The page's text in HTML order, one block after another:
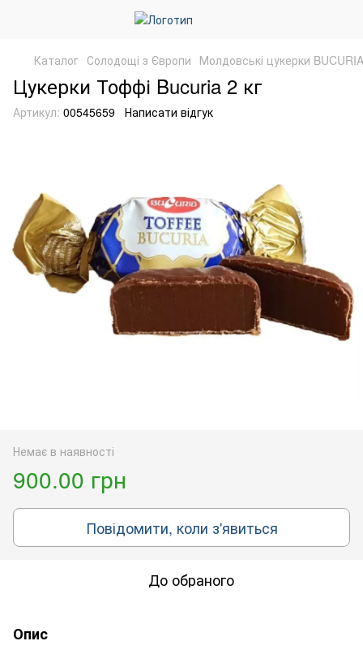
Каталог Солодощі з Європи Молдовські цукерки BUCURIA
Цукерки Тоффі Bucuria 2 кг
Артикул: 00545659 Написати відгук
Немає в наявності
900.00 грн
Повідомити, коли з'явиться
До обраного
Опис